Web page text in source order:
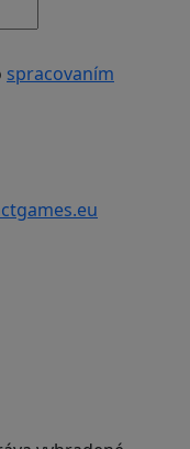
spracovaním